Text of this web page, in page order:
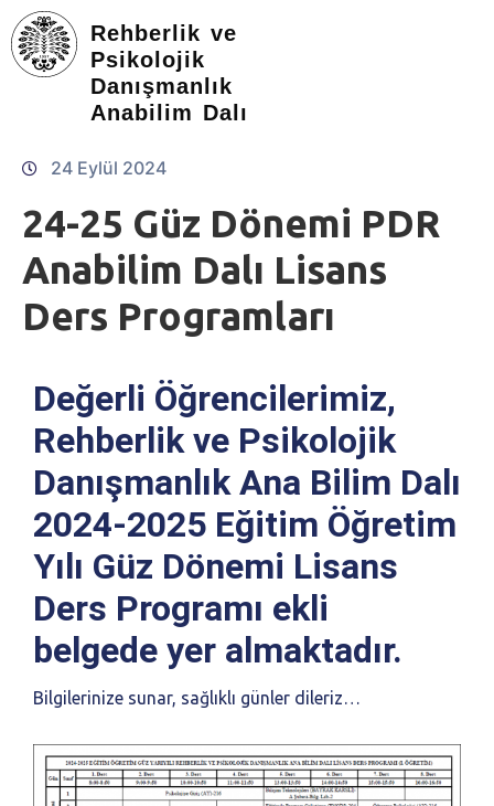
Rehberlik ve
Psikolojik
Danışmanlık
Anabilim Dalı
24 Eylül 2024
24-25 Güz Dönemi PDR
Anabilim Dalı Lisans
Ders Programları
Değerli Öğrencilerimiz,
Rehberlik ve Psikolojik
Danışmanlık Ana Bilim Dalı
2024-2025 Eğitim Öğretim
Yılı Güz Dönemi Lisans
Ders Programı ekli
belgede yer almaktadır.
Bilgilerinize sunar, sağlıklı günler dileriz…